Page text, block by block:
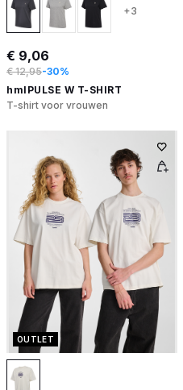
+3
€ 9,06
€ 12,95-30%
hmlPULSE W T-SHIRT
T-shirt voor vrouwen
OUTLET